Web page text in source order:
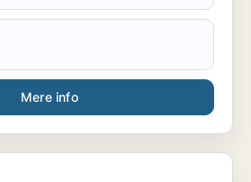
Mere info
marketingmedarbejder /